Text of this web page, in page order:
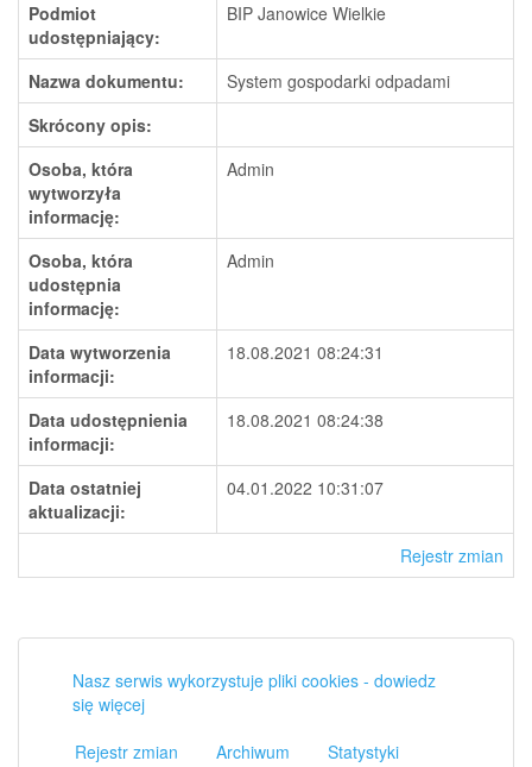
Podmiot
udostępniający:
BIP Janowice Wielkie
Nazwa dokumentu:
System gospodarki odpadami
Skrócony opis:
Osoba, która
wytworzyła
informację:
Admin
Osoba, która
udostępnia
informację:
Admin
Data wytworzenia
informacji:
18.08.2021 08:24:31
Data udostępnienia
informacji:
18.08.2021 08:24:38
Data ostatniej
aktualizacji:
04.01.2022 10:31:07
Rejestr zmian
Nasz serwis wykorzystuje pliki cookies - dowiedz
się więcej
Rejestr zmian
Archiwum Statystyki